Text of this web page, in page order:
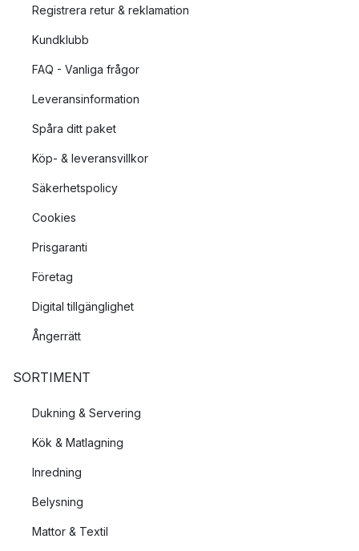
Registrera retur & reklamation
Kundklubb
FAQ - Vanliga frågor
Leveransinformation
Spåra ditt paket
Köp- & leveransvillkor
Säkerhetspolicy
Cookies
Prisgaranti
Företag
Digital tillgänglighet
Ångerrätt
SORTIMENT
Dukning & Servering
Kök & Matlagning
Inredning
Belysning
Mattor & Textil